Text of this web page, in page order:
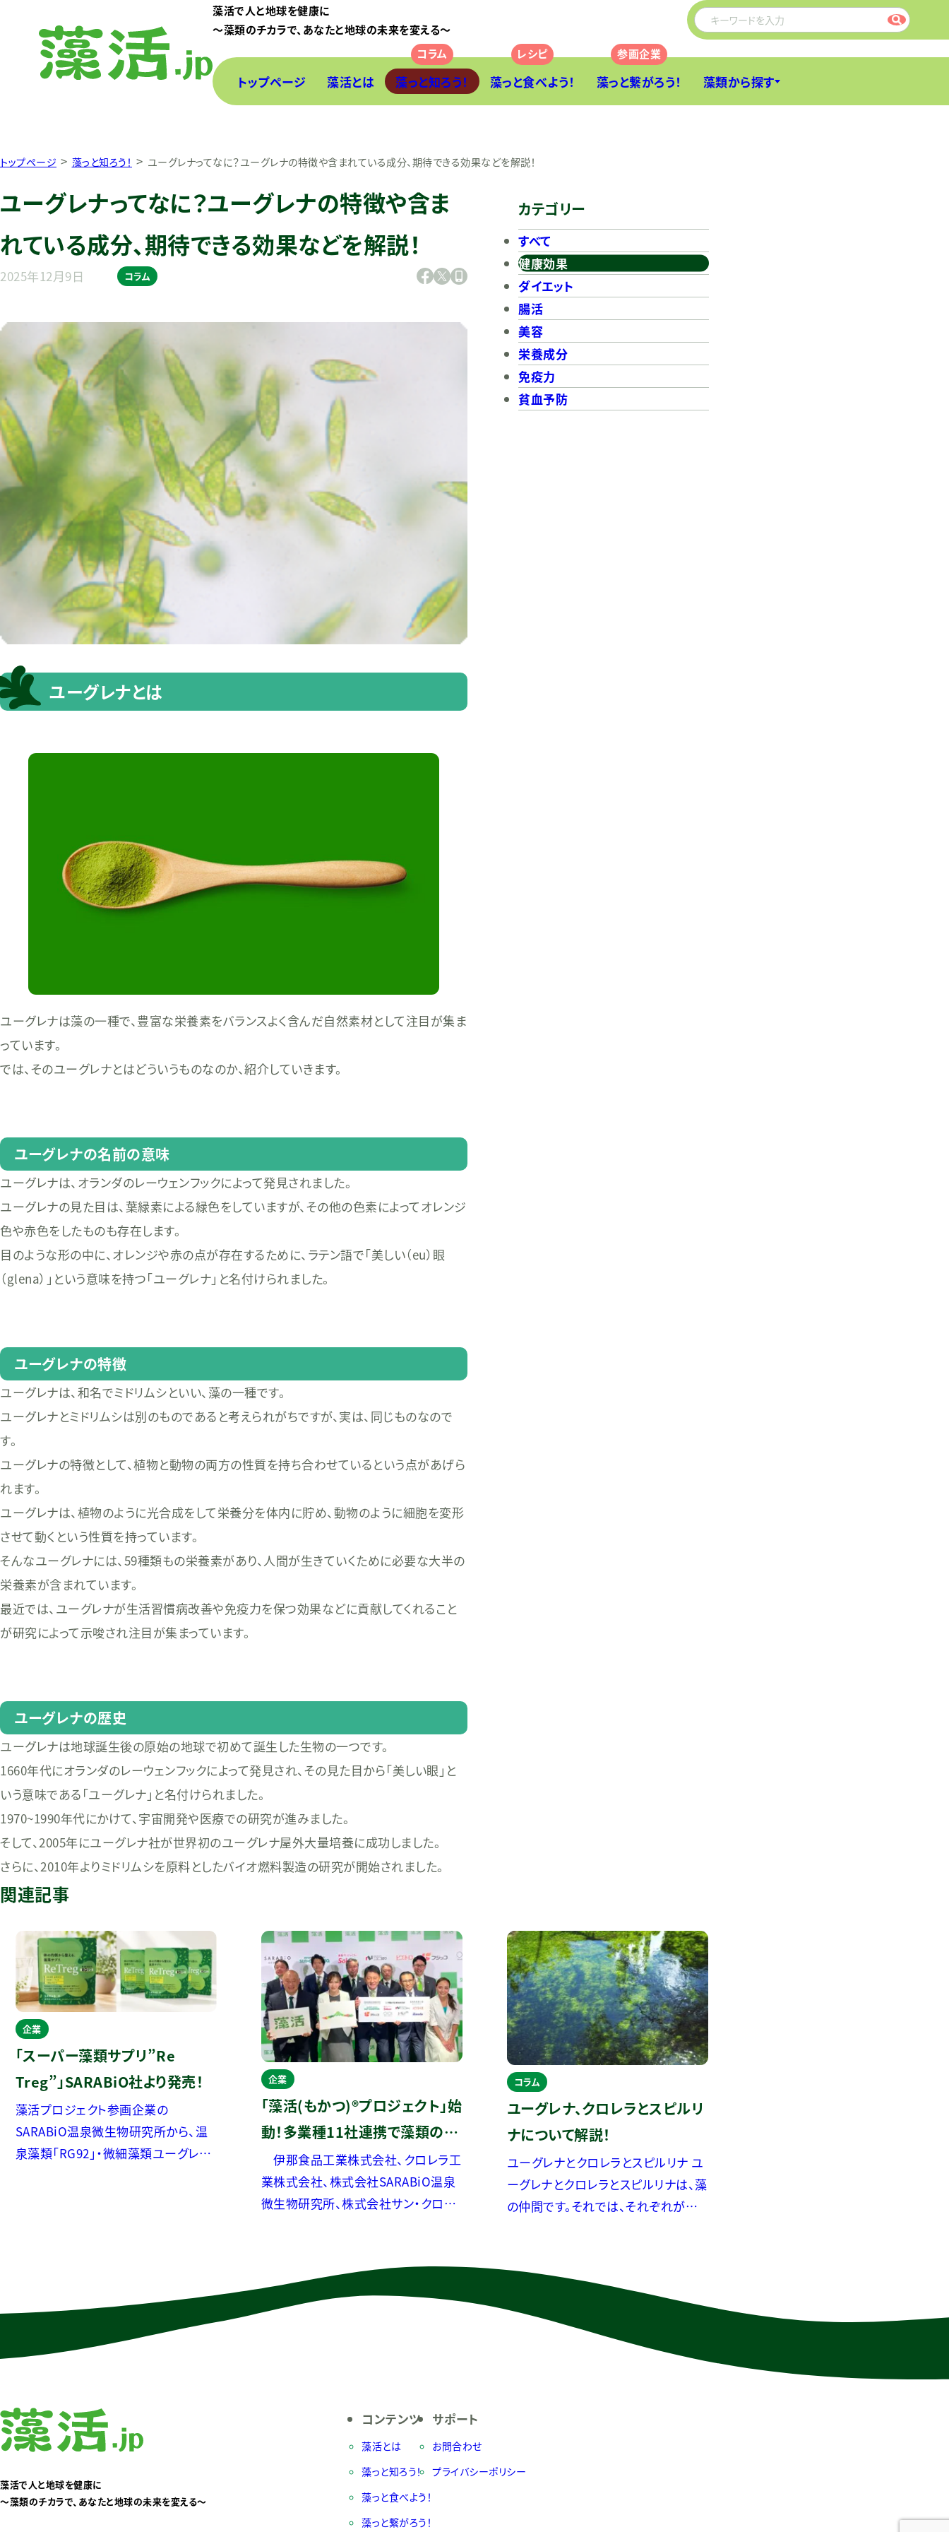
藻活で人と地球を健康に
〜藻類のチカラで、あなたと地球の未来を変える〜
トップページ 藻活とは 藻っと知ろう！ 藻っと食べよう！ 藻っと繋がろう！ 藻類から探す
トップページ > 藻っと知ろう！ > ユーグレナってなに？ユーグレナの特徴や含まれている成分、期待できる効果などを解説！
ユーグレナってなに？ユーグレナの特徴や含ま
れている成分、期待できる効果などを解説！
2025年12月9日 コラム
ユーグレナとは
ユーグレナは藻の一種で、豊富な栄養素をバランスよく含んだ自然素材として注目が集ま
っています。
では、そのユーグレナとはどういうものなのか、紹介していきます。
ユーグレナの名前の意味
ユーグレナは、オランダのレーウェンフックによって発見されました。
ユーグレナの見た目は、葉緑素による緑色をしていますが、その他の色素によってオレンジ
色や赤色をしたものも存在します。
目のような形の中に、オレンジや赤の点が存在するために、ラテン語で「美しい（eu）眼
（glena）」という意味を持つ「ユーグレナ」と名付けられました。
ユーグレナの特徴
ユーグレナは、和名でミドリムシといい、藻の一種です。
ユーグレナとミドリムシは別のものであると考えられがちですが、実は、同じものなので
す。
ユーグレナの特徴として、植物と動物の両方の性質を持ち合わせているという点があげら
れます。
ユーグレナは、植物のように光合成をして栄養分を体内に貯め、動物のように細胞を変形
させて動くという性質を持っています。
そんなユーグレナには、59種類もの栄養素があり、人間が生きていくために必要な大半の
栄養素が含まれています。
最近では、ユーグレナが生活習慣病改善や免疫力を保つ効果などに貢献してくれること
が研究によって示唆され注目が集まっています。
ユーグレナの歴史
ユーグレナは地球誕生後の原始の地球で初めて誕生した生物の一つです。
1660年代にオランダのレーウェンフックによって発見され、その見た目から「美しい眼」と
いう意味である「ユーグレナ」と名付けられました。
1970~1990年代にかけて、宇宙開発や医療での研究が進みました。
そして、2005年にユーグレナ社が世界初のユーグレナ屋外大量培養に成功しました。
さらに、2010年よりミドリムシを原料としたバイオ燃料製造の研究が開始されました。
カテゴリー
すべて
健康効果
ダイエット
腸活
美容
栄養成分
免疫力
貧血予防
関連記事
企業
「スーパー藻類サプリ”Re
Treg”」SARABiO社より発売！
藻活プロジェクト参画企業の
SARABiO温泉微生物研究所から、温
泉藻類「RG92」・微細藻類ユーグレナ
企業
「藻活(もかつ)®プロジェクト」始
動！多業種11社連携で藻類の魅
力発信― 藻類で整う、あなたの
毎日。おいしさと健康で日常を
アップデート！ ―
伊那食品工業株式会社、クロレラ工
業株式会社、株式会社SARABiO温泉
微生物研究所、株式会社サン・クロレ
会社、株式会社丸井グループ、株式会
社ユーグレナ、株式会社ラムラの
コラム
ユーグレナ、クロレラとスピルリ
ナについて解説！
ユーグレナとクロレラとスピルリナ ユ
ーグレナとクロレラとスピルリナは、藻
の仲間です。それでは、それぞれが持
リムシといい、わかめや昆布などと同
藻活で人と地球を健康に
〜藻類のチカラで、あなたと地球の未来を変える〜
コンテンツ
藻活とは
藻っと知ろう！
藻っと食べよう！
藻っと繋がろう！
サポート
お問合わせ
プライバシーポリシー